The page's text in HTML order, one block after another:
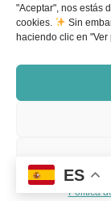
"Aceptar", nos estás
cookies.
Sin
haciendo clic en
Política
ES